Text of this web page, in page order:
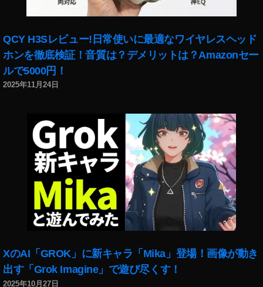
QCY H3Sレビュー!日常使いに最適なワイヤレスヘッド
ホンを徹底検証！音質は？デメリットは？Amazonセー
ルで5000円！
2025年11月24日
XのAI「GROK」に新キャラ「Mika」登場！画像が動き
出す「Grok Imagine」で遊び尽くす！
2025年10月27日